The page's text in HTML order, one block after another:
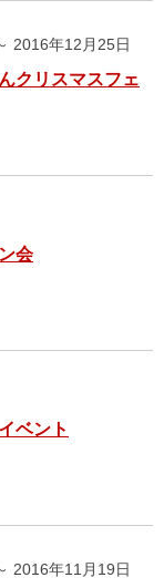
2016年12月25日
クリスマスフェ
会
ベント
2016年11月19日